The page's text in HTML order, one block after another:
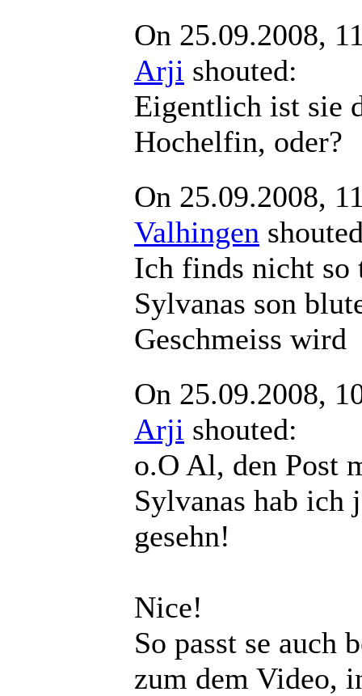
On 25.09.2008,
Arji shouted:
Eigentlich ist sie
Hochelfin, oder?
On 25.09.2008,
Valhingen
Ich finds nicht so
Sylvanas son
Geschmeiss wird
On 25.09.2008,
Arji shouted:
o.O Al, den Post
Sylvanas hab ich
gesehn!
Nice!
So passt se auch
zum dem Video,